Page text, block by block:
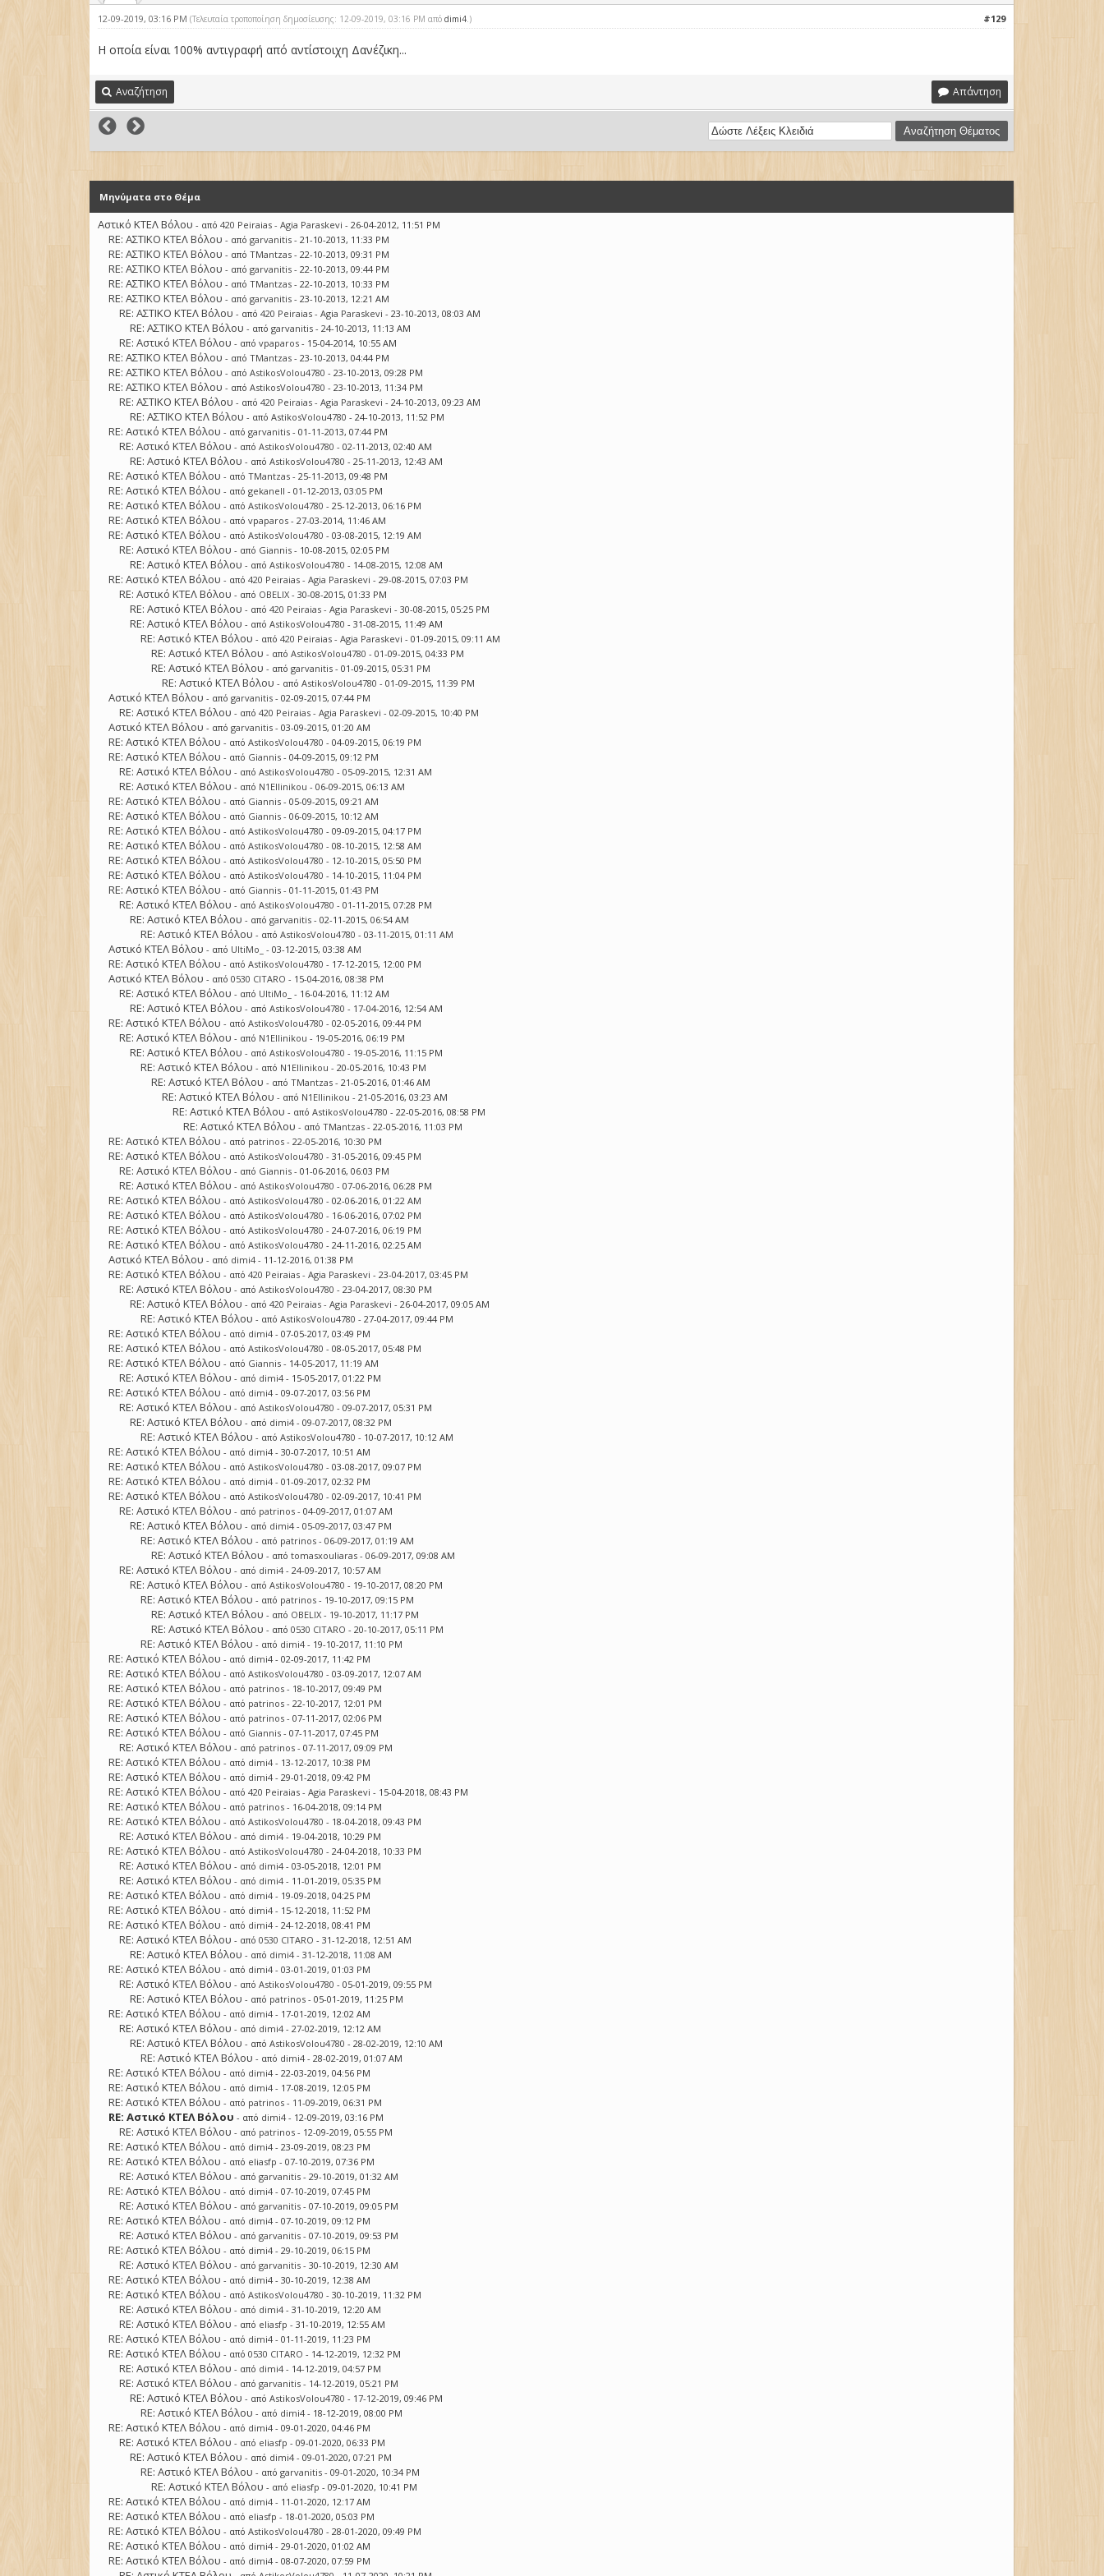
#129
12-09-2019, 03:16 PM(Τελευταία τροποποίηση δημοσίευσης: 12-09-2019, 03:16 PM απόdimi4.)
Η οποία είναι 100% αντιγραφή από αντίστοιχη Δανέζικη...
Αναζήτηση Απάντηση
Μηνύματα στο Θέμα
Αστικό ΚΤΕΛ Βόλου - από420 Peiraias - Agia Paraskevi - 26-04-2012, 11:51 PM
RE: ΑΣΤΙΚΟ ΚΤΕΛ Βόλου - απόgarvanitis - 21-10-2013, 11:33 PM
RE: ΑΣΤΙΚΟ ΚΤΕΛ Βόλου - απόTMantzas - 22-10-2013, 09:31 PM
RE: ΑΣΤΙΚΟ ΚΤΕΛ Βόλου - απόgarvanitis - 22-10-2013, 09:44 PM
RE: ΑΣΤΙΚΟ ΚΤΕΛ Βόλου - απόTMantzas - 22-10-2013, 10:33 PM
RE: ΑΣΤΙΚΟ ΚΤΕΛ Βόλου - απόgarvanitis - 23-10-2013, 12:21 AM
RE: ΑΣΤΙΚΟ ΚΤΕΛ Βόλου - από420 Peiraias - Agia Paraskevi - 23-10-2013, 08:03 AM
RE: ΑΣΤΙΚΟ ΚΤΕΛ Βόλου - απόgarvanitis - 24-10-2013, 11:13 AM
RE: Αστικό ΚΤΕΛ Βόλου - απόvpaparos - 15-04-2014, 10:55 AM
RE: ΑΣΤΙΚΟ ΚΤΕΛ Βόλου - απόTMantzas - 23-10-2013, 04:44 PM
RE: ΑΣΤΙΚΟ ΚΤΕΛ Βόλου - απόAstikosVolou4780 - 23-10-2013, 09:28 PM
RE: ΑΣΤΙΚΟ ΚΤΕΛ Βόλου - απόAstikosVolou4780 - 23-10-2013, 11:34 PM
RE: ΑΣΤΙΚΟ ΚΤΕΛ Βόλου - από420 Peiraias - Agia Paraskevi - 24-10-2013, 09:23 AM
RE: ΑΣΤΙΚΟ ΚΤΕΛ Βόλου - απόAstikosVolou4780 - 24-10-2013, 11:52 PM
RE: Αστικό ΚΤΕΛ Βόλου - απόgarvanitis - 01-11-2013, 07:44 PM
RE: Αστικό ΚΤΕΛ Βόλου - απόAstikosVolou4780 - 02-11-2013, 02:40 AM
RE: Αστικό ΚΤΕΛ Βόλου - απόAstikosVolou4780 - 25-11-2013, 12:43 AM
RE: Αστικό ΚΤΕΛ Βόλου - απόTMantzas - 25-11-2013, 09:48 PM
RE: Αστικό ΚΤΕΛ Βόλου - απόgekanell - 01-12-2013, 03:05 PM
RE: Αστικό ΚΤΕΛ Βόλου - απόAstikosVolou4780 - 25-12-2013, 06:16 PM
RE: Αστικό ΚΤΕΛ Βόλου - απόvpaparos - 27-03-2014, 11:46 AM
RE: Αστικό ΚΤΕΛ Βόλου - απόAstikosVolou4780 - 03-08-2015, 12:19 AM
RE: Αστικό ΚΤΕΛ Βόλου - από Giannis - 10-08-2015, 02:05 PM
RE: Αστικό ΚΤΕΛ Βόλου - απόAstikosVolou4780 - 14-08-2015, 12:08 AM
RE: Αστικό ΚΤΕΛ Βόλου - από420 Peiraias - Agia Paraskevi - 29-08-2015, 07:03 PM
RE: Αστικό ΚΤΕΛ Βόλου - από OBELIX - 30-08-2015, 01:33 PM
RE: Αστικό ΚΤΕΛ Βόλου - από420 Peiraias - Agia Paraskevi - 30-08-2015, 05:25 PM
RE: Αστικό ΚΤΕΛ Βόλου - απόAstikosVolou4780 - 31-08-2015, 11:49 AM
RE: Αστικό ΚΤΕΛ Βόλου - από420 Peiraias - Agia Paraskevi - 01-09-2015, 09:11 AM
RE: Αστικό ΚΤΕΛ Βόλου - απόAstikosVolou4780 - 01-09-2015, 04:33 PM
RE: Αστικό ΚΤΕΛ Βόλου - απόgarvanitis - 01-09-2015, 05:31 PM
RE: Αστικό ΚΤΕΛ Βόλου - απόAstikosVolou4780 - 01-09-2015, 11:39 PM
Αστικό ΚΤΕΛ Βόλου - απόgarvanitis - 02-09-2015, 07:44 PM
RE: Αστικό ΚΤΕΛ Βόλου - από420 Peiraias - Agia Paraskevi - 02-09-2015, 10:40 PM
Αστικό ΚΤΕΛ Βόλου - απόgarvanitis - 03-09-2015, 01:20 AM
RE: Αστικό ΚΤΕΛ Βόλου - απόAstikosVolou4780 - 04-09-2015, 06:19 PM
RE: Αστικό ΚΤΕΛ Βόλου - από Giannis - 04-09-2015, 09:12 PM
RE: Αστικό ΚΤΕΛ Βόλου - απόAstikosVolou4780 - 05-09-2015, 12:31 AM
RE: Αστικό ΚΤΕΛ Βόλου - από N1Ellinikou - 06-09-2015, 06:13 AM
RE: Αστικό ΚΤΕΛ Βόλου - από Giannis - 05-09-2015, 09:21 AM
RE: Αστικό ΚΤΕΛ Βόλου - από Giannis - 06-09-2015, 10:12 AM
RE: Αστικό ΚΤΕΛ Βόλου - απόAstikosVolou4780 - 09-09-2015, 04:17 PM
RE: Αστικό ΚΤΕΛ Βόλου - απόAstikosVolou4780 - 08-10-2015, 12:58 AM
RE: Αστικό ΚΤΕΛ Βόλου - απόAstikosVolou4780 - 12-10-2015, 05:50 PM
RE: Αστικό ΚΤΕΛ Βόλου - απόAstikosVolou4780 - 14-10-2015, 11:04 PM
RE: Αστικό ΚΤΕΛ Βόλου - από Giannis - 01-11-2015, 01:43 PM
RE: Αστικό ΚΤΕΛ Βόλου - απόAstikosVolou4780 - 01-11-2015, 07:28 PM
RE: Αστικό ΚΤΕΛ Βόλου - απόgarvanitis - 02-11-2015, 06:54 AM
RE: Αστικό ΚΤΕΛ Βόλου - απόAstikosVolou4780 - 03-11-2015, 01:11 AM
Αστικό ΚΤΕΛ Βόλου - από UltiMo_ - 03-12-2015, 03:38 AM
RE: Αστικό ΚΤΕΛ Βόλου - απόAstikosVolou4780 - 17-12-2015, 12:00 PM
Αστικό ΚΤΕΛ Βόλου - από0530 CITARO - 15-04-2016, 08:38 PM
RE: Αστικό ΚΤΕΛ Βόλου - από UltiMo_ - 16-04-2016, 11:12 AM
RE: Αστικό ΚΤΕΛ Βόλου - απόAstikosVolou4780 - 17-04-2016, 12:54 AM
RE: Αστικό ΚΤΕΛ Βόλου - απόAstikosVolou4780 - 02-05-2016, 09:44 PM
RE: Αστικό ΚΤΕΛ Βόλου - από N1Ellinikou - 19-05-2016, 06:19 PM
RE: Αστικό ΚΤΕΛ Βόλου - απόAstikosVolou4780 - 19-05-2016, 11:15 PM
RE: Αστικό ΚΤΕΛ Βόλου - από N1Ellinikou - 20-05-2016, 10:43 PM
RE: Αστικό ΚΤΕΛ Βόλου - απόTMantzas - 21-05-2016, 01:46 AM
RE: Αστικό ΚΤΕΛ Βόλου - από N1Ellinikou - 21-05-2016, 03:23 AM
RE: Αστικό ΚΤΕΛ Βόλου - απόAstikosVolou4780 - 22-05-2016, 08:58 PM
RE: Αστικό ΚΤΕΛ Βόλου - απόTMantzas - 22-05-2016, 11:03 PM
RE: Αστικό ΚΤΕΛ Βόλου - από patrinos - 22-05-2016, 10:30 PM
RE: Αστικό ΚΤΕΛ Βόλου - απόAstikosVolou4780 - 31-05-2016, 09:45 PM
RE: Αστικό ΚΤΕΛ Βόλου - από Giannis - 01-06-2016, 06:03 PM
RE: Αστικό ΚΤΕΛ Βόλου - απόAstikosVolou4780 - 07-06-2016, 06:28 PM
RE: Αστικό ΚΤΕΛ Βόλου - απόAstikosVolou4780 - 02-06-2016, 01:22 AM
RE: Αστικό ΚΤΕΛ Βόλου - απόAstikosVolou4780 - 16-06-2016, 07:02 PM
RE: Αστικό ΚΤΕΛ Βόλου - απόAstikosVolou4780 - 24-07-2016, 06:19 PM
RE: Αστικό ΚΤΕΛ Βόλου - απόAstikosVolou4780 - 24-11-2016, 02:25 AM
Αστικό ΚΤΕΛ Βόλου - από dimi4 - 11-12-2016, 01:38 PM
RE: Αστικό ΚΤΕΛ Βόλου - από420 Peiraias - Agia Paraskevi - 23-04-2017, 03:45 PM
RE: Αστικό ΚΤΕΛ Βόλου - απόAstikosVolou4780 - 23-04-2017, 08:30 PM
RE: Αστικό ΚΤΕΛ Βόλου - από420 Peiraias - Agia Paraskevi - 26-04-2017, 09:05 AM
RE: Αστικό ΚΤΕΛ Βόλου - απόAstikosVolou4780 - 27-04-2017, 09:44 PM
RE: Αστικό ΚΤΕΛ Βόλου - από dimi4 - 07-05-2017, 03:49 PM
RE: Αστικό ΚΤΕΛ Βόλου - απόAstikosVolou4780 - 08-05-2017, 05:48 PM
RE: Αστικό ΚΤΕΛ Βόλου - από Giannis - 14-05-2017, 11:19 AM
RE: Αστικό ΚΤΕΛ Βόλου - από dimi4 - 15-05-2017, 01:22 PM
RE: Αστικό ΚΤΕΛ Βόλου - από dimi4 - 09-07-2017, 03:56 PM
RE: Αστικό ΚΤΕΛ Βόλου - απόAstikosVolou4780 - 09-07-2017, 05:31 PM
RE: Αστικό ΚΤΕΛ Βόλου - από dimi4 - 09-07-2017, 08:32 PM
RE: Αστικό ΚΤΕΛ Βόλου - απόAstikosVolou4780 - 10-07-2017, 10:12 AM
RE: Αστικό ΚΤΕΛ Βόλου - από dimi4 - 30-07-2017, 10:51 AM
RE: Αστικό ΚΤΕΛ Βόλου - απόAstikosVolou4780 - 03-08-2017, 09:07 PM
RE: Αστικό ΚΤΕΛ Βόλου - από dimi4 - 01-09-2017, 02:32 PM
RE: Αστικό ΚΤΕΛ Βόλου - απόAstikosVolou4780 - 02-09-2017, 10:41 PM
RE: Αστικό ΚΤΕΛ Βόλου - από patrinos - 04-09-2017, 01:07 AM
RE: Αστικό ΚΤΕΛ Βόλου - από dimi4 - 05-09-2017, 03:47 PM
RE: Αστικό ΚΤΕΛ Βόλου - από patrinos - 06-09-2017, 01:19 AM
RE: Αστικό ΚΤΕΛ Βόλου - απόtomasxouliaras - 06-09-2017, 09:08 AM
RE: Αστικό ΚΤΕΛ Βόλου - από dimi4 - 24-09-2017, 10:57 AM
RE: Αστικό ΚΤΕΛ Βόλου - απόAstikosVolou4780 - 19-10-2017, 08:20 PM
RE: Αστικό ΚΤΕΛ Βόλου - από patrinos - 19-10-2017, 09:15 PM
RE: Αστικό ΚΤΕΛ Βόλου - από OBELIX - 19-10-2017, 11:17 PM
RE: Αστικό ΚΤΕΛ Βόλου - από0530 CITARO - 20-10-2017, 05:11 PM
RE: Αστικό ΚΤΕΛ Βόλου - από dimi4 - 19-10-2017, 11:10 PM
RE: Αστικό ΚΤΕΛ Βόλου - από dimi4 - 02-09-2017, 11:42 PM
RE: Αστικό ΚΤΕΛ Βόλου - απόAstikosVolou4780 - 03-09-2017, 12:07 AM
RE: Αστικό ΚΤΕΛ Βόλου - από patrinos - 18-10-2017, 09:49 PM
RE: Αστικό ΚΤΕΛ Βόλου - από patrinos - 22-10-2017, 12:01 PM
RE: Αστικό ΚΤΕΛ Βόλου - από patrinos - 07-11-2017, 02:06 PM
RE: Αστικό ΚΤΕΛ Βόλου - από Giannis - 07-11-2017, 07:45 PM
RE: Αστικό ΚΤΕΛ Βόλου - από patrinos - 07-11-2017, 09:09 PM
RE: Αστικό ΚΤΕΛ Βόλου - από dimi4 - 13-12-2017, 10:38 PM
RE: Αστικό ΚΤΕΛ Βόλου - από dimi4 - 29-01-2018, 09:42 PM
RE: Αστικό ΚΤΕΛ Βόλου - από420 Peiraias - Agia Paraskevi - 15-04-2018, 08:43 PM
RE: Αστικό ΚΤΕΛ Βόλου - από patrinos - 16-04-2018, 09:14 PM
RE: Αστικό ΚΤΕΛ Βόλου - απόAstikosVolou4780 - 18-04-2018, 09:43 PM
RE: Αστικό ΚΤΕΛ Βόλου - από dimi4 - 19-04-2018, 10:29 PM
RE: Αστικό ΚΤΕΛ Βόλου - απόAstikosVolou4780 - 24-04-2018, 10:33 PM
RE: Αστικό ΚΤΕΛ Βόλου - από dimi4 - 03-05-2018, 12:01 PM
RE: Αστικό ΚΤΕΛ Βόλου - από dimi4 - 11-01-2019, 05:35 PM
RE: Αστικό ΚΤΕΛ Βόλου - από dimi4 - 19-09-2018, 04:25 PM
RE: Αστικό ΚΤΕΛ Βόλου - από dimi4 - 15-12-2018, 11:52 PM
RE: Αστικό ΚΤΕΛ Βόλου - από dimi4 - 24-12-2018, 08:41 PM
RE: Αστικό ΚΤΕΛ Βόλου - από0530 CITARO - 31-12-2018, 12:51 AM
RE: Αστικό ΚΤΕΛ Βόλου - από dimi4 - 31-12-2018, 11:08 AM
RE: Αστικό ΚΤΕΛ Βόλου - από dimi4 - 03-01-2019, 01:03 PM
RE: Αστικό ΚΤΕΛ Βόλου - απόAstikosVolou4780 - 05-01-2019, 09:55 PM
RE: Αστικό ΚΤΕΛ Βόλου - από patrinos - 05-01-2019, 11:25 PM
RE: Αστικό ΚΤΕΛ Βόλου - από dimi4 - 17-01-2019, 12:02 AM
RE: Αστικό ΚΤΕΛ Βόλου - από dimi4 - 27-02-2019, 12:12 AM
RE: Αστικό ΚΤΕΛ Βόλου - απόAstikosVolou4780 - 28-02-2019, 12:10 AM
RE: Αστικό ΚΤΕΛ Βόλου - από dimi4 - 28-02-2019, 01:07 AM
RE: Αστικό ΚΤΕΛ Βόλου - από dimi4 - 22-03-2019, 04:56 PM
RE: Αστικό ΚΤΕΛ Βόλου - από dimi4 - 17-08-2019, 12:05 PM
RE: Αστικό ΚΤΕΛ Βόλου - από patrinos - 11-09-2019, 06:31 PM
RE: Αστικό ΚΤΕΛ Βόλου - από dimi4 - 12-09-2019, 03:16 PM
RE: Αστικό ΚΤΕΛ Βόλου - από patrinos - 12-09-2019, 05:55 PM
RE: Αστικό ΚΤΕΛ Βόλου - από dimi4 - 23-09-2019, 08:23 PM
RE: Αστικό ΚΤΕΛ Βόλου - από eliasfp - 07-10-2019, 07:36 PM
RE: Αστικό ΚΤΕΛ Βόλου - απόgarvanitis - 29-10-2019, 01:32 AM
RE: Αστικό ΚΤΕΛ Βόλου - από dimi4 - 07-10-2019, 07:45 PM
RE: Αστικό ΚΤΕΛ Βόλου - απόgarvanitis - 07-10-2019, 09:05 PM
RE: Αστικό ΚΤΕΛ Βόλου - από dimi4 - 07-10-2019, 09:12 PM
RE: Αστικό ΚΤΕΛ Βόλου - απόgarvanitis - 07-10-2019, 09:53 PM
RE: Αστικό ΚΤΕΛ Βόλου - από dimi4 - 29-10-2019, 06:15 PM
RE: Αστικό ΚΤΕΛ Βόλου - απόgarvanitis - 30-10-2019, 12:30 AM
RE: Αστικό ΚΤΕΛ Βόλου - από dimi4 - 30-10-2019, 12:38 AM
RE: Αστικό ΚΤΕΛ Βόλου - απόAstikosVolou4780 - 30-10-2019, 11:32 PM
RE: Αστικό ΚΤΕΛ Βόλου - από dimi4 - 31-10-2019, 12:20 AM
RE: Αστικό ΚΤΕΛ Βόλου - από eliasfp - 31-10-2019, 12:55 AM
RE: Αστικό ΚΤΕΛ Βόλου - από dimi4 - 01-11-2019, 11:23 PM
RE: Αστικό ΚΤΕΛ Βόλου - από0530 CITARO - 14-12-2019, 12:32 PM
RE: Αστικό ΚΤΕΛ Βόλου - από dimi4 - 14-12-2019, 04:57 PM
RE: Αστικό ΚΤΕΛ Βόλου - απόgarvanitis - 14-12-2019, 05:21 PM
RE: Αστικό ΚΤΕΛ Βόλου - απόAstikosVolou4780 - 17-12-2019, 09:46 PM
RE: Αστικό ΚΤΕΛ Βόλου - από dimi4 - 18-12-2019, 08:00 PM
RE: Αστικό ΚΤΕΛ Βόλου - από dimi4 - 09-01-2020, 04:46 PM
RE: Αστικό ΚΤΕΛ Βόλου - από eliasfp - 09-01-2020, 06:33 PM
RE: Αστικό ΚΤΕΛ Βόλου - από dimi4 - 09-01-2020, 07:21 PM
RE: Αστικό ΚΤΕΛ Βόλου - απόgarvanitis - 09-01-2020, 10:34 PM
RE: Αστικό ΚΤΕΛ Βόλου - από eliasfp - 09-01-2020, 10:41 PM
RE: Αστικό ΚΤΕΛ Βόλου - από dimi4 - 11-01-2020, 12:17 AM
RE: Αστικό ΚΤΕΛ Βόλου - από eliasfp - 18-01-2020, 05:03 PM
RE: Αστικό ΚΤΕΛ Βόλου - απόAstikosVolou4780 - 28-01-2020, 09:49 PM
RE: Αστικό ΚΤΕΛ Βόλου - από dimi4 - 29-01-2020, 01:02 AM
RE: Αστικό ΚΤΕΛ Βόλου - από dimi4 - 08-07-2020, 07:59 PM